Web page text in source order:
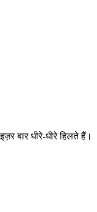
बार धीरे-धीरे हिलते हैं।